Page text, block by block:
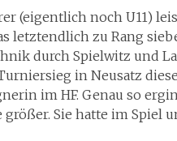
(eigentlich noch U11)
letztendlich zu Rang
durch Spielwitz und
in Neusatz
im HF. Genau so
Sie hatte im Spiel